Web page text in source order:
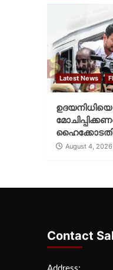
Latest News
ഹൈക്കോടതി
August 4, 2026
Contact